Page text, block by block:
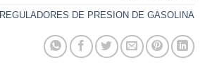
REGULADORES DE PRESION DE GASOLINA